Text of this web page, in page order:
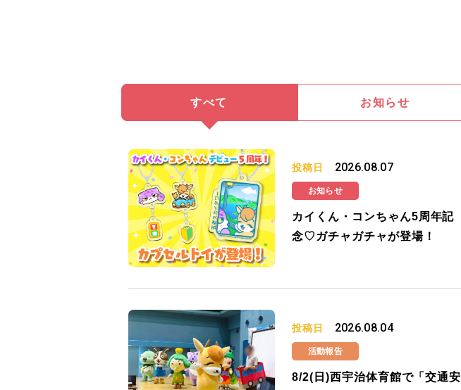
すべて お知らせ
投稿日 2026.08.07
お知らせ
カイくん・コンちゃん5周年記
念♡ガチャガチャが登場！
投稿日 2026.08.04
活動報告
8/2(日)西宇治体育館で「交通安